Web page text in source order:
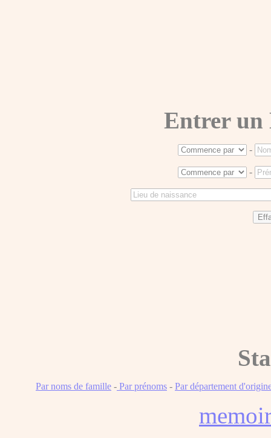
Entrer un
-
-
Par noms de famille - Par prénoms - Par département